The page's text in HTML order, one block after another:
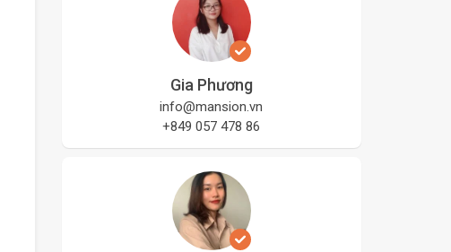
Gia Phương
info@mansion.vn
+849 057 478 86